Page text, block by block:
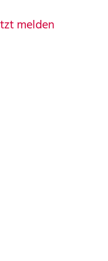
melden